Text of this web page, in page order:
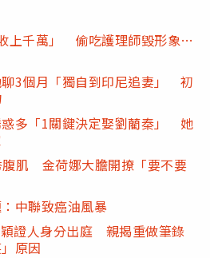
上千萬」 偷吃護理師毀形象…
3個月「獨自到印尼追妻」 初
多「1關鍵決定娶劉藺秦」 她
腹肌 金荷娜大膽開撩「要不要
中聯致癌油風暴
證人身分出庭 親揭重做筆錄
原因